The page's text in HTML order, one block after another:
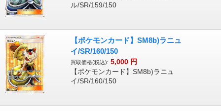
ル/SR/159/150
【ポケモンカード】SM8b)ラニュ
イ/SR/160/150
買取価格(税込): 5,000 円
【ポケモンカード】SM8b)ラニュ
イ/SR/160/150